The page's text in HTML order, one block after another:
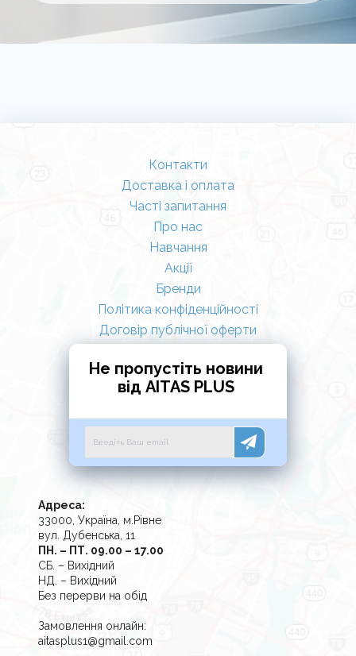
Контакти
Доставка і оплата
Часті запитання
Про нас
Навчання
Акції
Бренди
Політика конфіденційності
Договір публічної оферти
Не пропустіть новини
від AITAS PLUS
Адреса:
33000, Україна, м.Рівне
вул. Дубенська, 11
ПН. – ПТ. 09.00 – 17.00
СБ. – Вихідний
НД. – Вихідний
Без перерви на обід
Замовлення онлайн:
aitasplus1@gmail.com